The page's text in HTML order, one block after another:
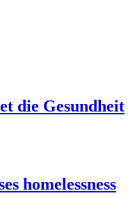
die Gesundheit
homelessness